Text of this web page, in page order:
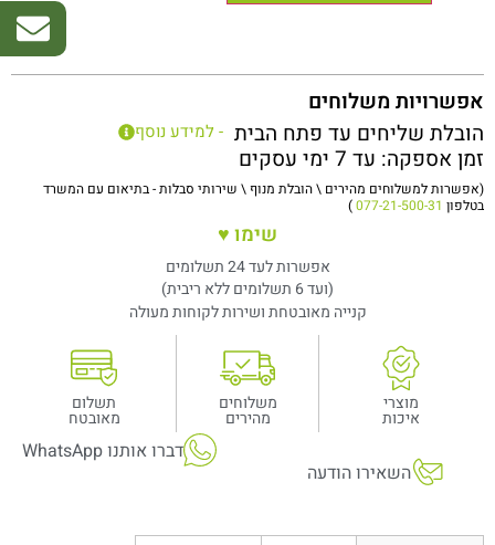
אפשרויות משלוחים
הובלת שליחים עד פתח הבית - למידע נוסף
זמן אספקה: עד 7 ימי עסקים
(אפשרות למשלוחים מהירים \ הובלת מנוף \ שירותי סבלות - בתיאום עם המשרד
בטלפון 077-21-500-31
)
שימו ♥
אפשרות לעד 24 תשלומים
(ועד 6 תשלומים ללא ריבית)
קנייה מאובטחת ושירות לקוחות מעולה
מוצרי
איכות
משלוחים
מהירים
תשלום
מאובטח
השאירו הודעה
דברו אותנו WhatsApp